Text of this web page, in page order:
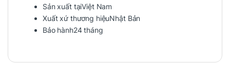
Sản xuất tạiViệt Nam
Xuất xứ thương hiệuNhật Bản
Bảo hành24 tháng